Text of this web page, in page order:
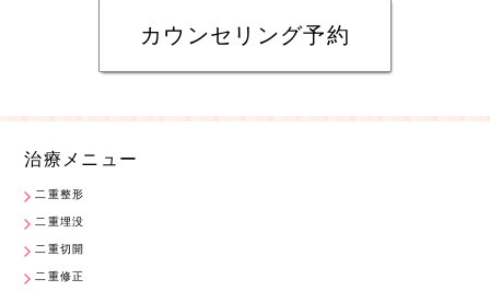
カウンセリング予約
治療メニュー
二重整形
二重埋没
二重切開
二重修正